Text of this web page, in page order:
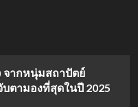
จากหนุ่มสถาปัตย์
ตามองที่สุดในปี 2025